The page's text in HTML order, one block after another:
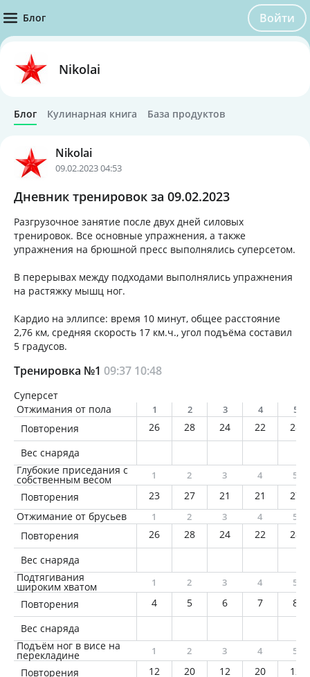
Блог Войти
Nikolai
Блог Кулинарная книга База продуктов
Nikolai
09.02.2023 04:53
Дневник тренировок за 09.02.2023
Разгрузочное занятие после двух дней силовых
тренировок. Все основные упражнения, а также
упражнения на брюшной пресс выполнялись суперсетом.
В перерывах между подходами выполнялись упражнения
на растяжку мышц ног.
Кардио на эллипсе: время 10 минут, общее расстояние
2,76 км, средняя скорость 17 км.ч., угол подъёма составил
5 градусов.
Тренировка №1 09:37 10:48
Суперсет
Отжимания от пола
1 2 3 4 5
Повторения 26 28 24 22
28
Вес снаряда
Глубокие приседания с
собственным весом 1 2 3 4 5
Повторения 23 27 21 21
27
Отжимание от брусьев
1 2 3 4 5
Повторения 26 28 24 22
28
Вес снаряда
Подтягивания
широким хватом 1 2 3 4 5
Повторения 4 5 6 7
8
Вес снаряда
Подъём ног в висе на
перекладине 1 2 3 4 5
Повторения 12 20 12 20
12